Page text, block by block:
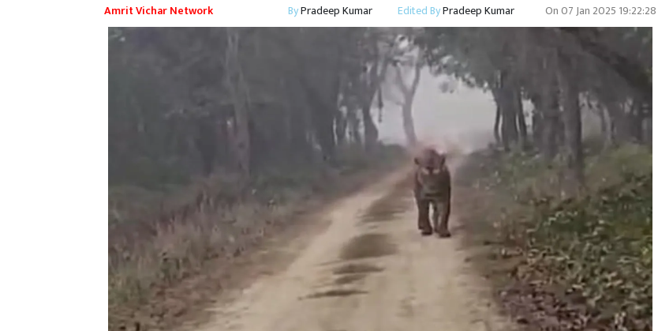
Amrit Vichar Network ByPradeep Kumar Edited ByPradeep Kumar On07 Jan 2025 19:22:28